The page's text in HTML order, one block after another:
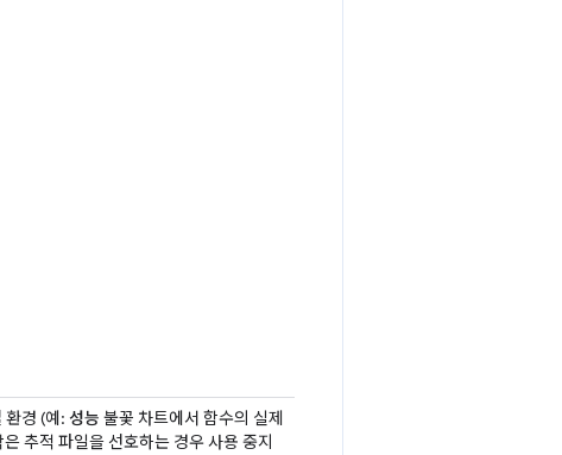
환경 (예: 성능 불꽃 차트에서 함수의 실제
추적 파일을 선호하는 경우 사용 중지